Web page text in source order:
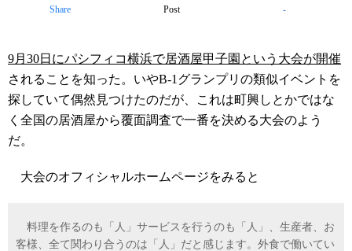
Share Post -
9月30日にパシフィコ横浜で居酒屋甲子園という大会が開催
されることを知った。いやB-1グランプリの類似イベントを
探していて偶然見つけたのだが、これは町興しとかではな
く全国の居酒屋から覆面調査で一番を決める大会のよう
だ。
大会のオフィシャルホームページをみると
料理を作るのも「人」サービスを行うのも「人」、生産者、お
客様、全て関わり合うのは「人」だと感じます。外食で働いてい